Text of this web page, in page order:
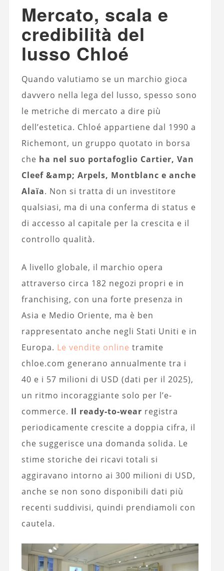
Mercato, scala e
credibilità del
lusso Chloé
Quando valutiamo se un marchio gioca
davvero nella lega del lusso, spesso sono
le metriche di mercato a dire più
dell’estetica. Chloé appartiene dal 1990 a
Richemont, un gruppo quotato in borsa
che ha nel suo portafoglio Cartier, Van
Cleef &amp; Arpels, Montblanc e anche
Alaïa. Non si tratta di un investitore
qualsiasi, ma di una conferma di status e
di accesso al capitale per la crescita e il
controllo qualità.
A livello globale, il marchio opera
attraverso circa 182 negozi propri e in
franchising, con una forte presenza in
Asia e Medio Oriente, ma è ben
rappresentato anche negli Stati Uniti e in
Europa. Le vendite online tramite
chloe.com generano annualmente tra i
40 e i 57 milioni di USD (dati per il 2025),
un ritmo incoraggiante solo per l’e-
commerce. Il ready‑to‑wear registra
periodicamente crescite a doppia cifra, il
che suggerisce una domanda solida. Le
stime storiche dei ricavi totali si
aggiravano intorno ai 300 milioni di USD,
anche se non sono disponibili dati più
recenti suddivisi, quindi prendiamoli con
cautela.